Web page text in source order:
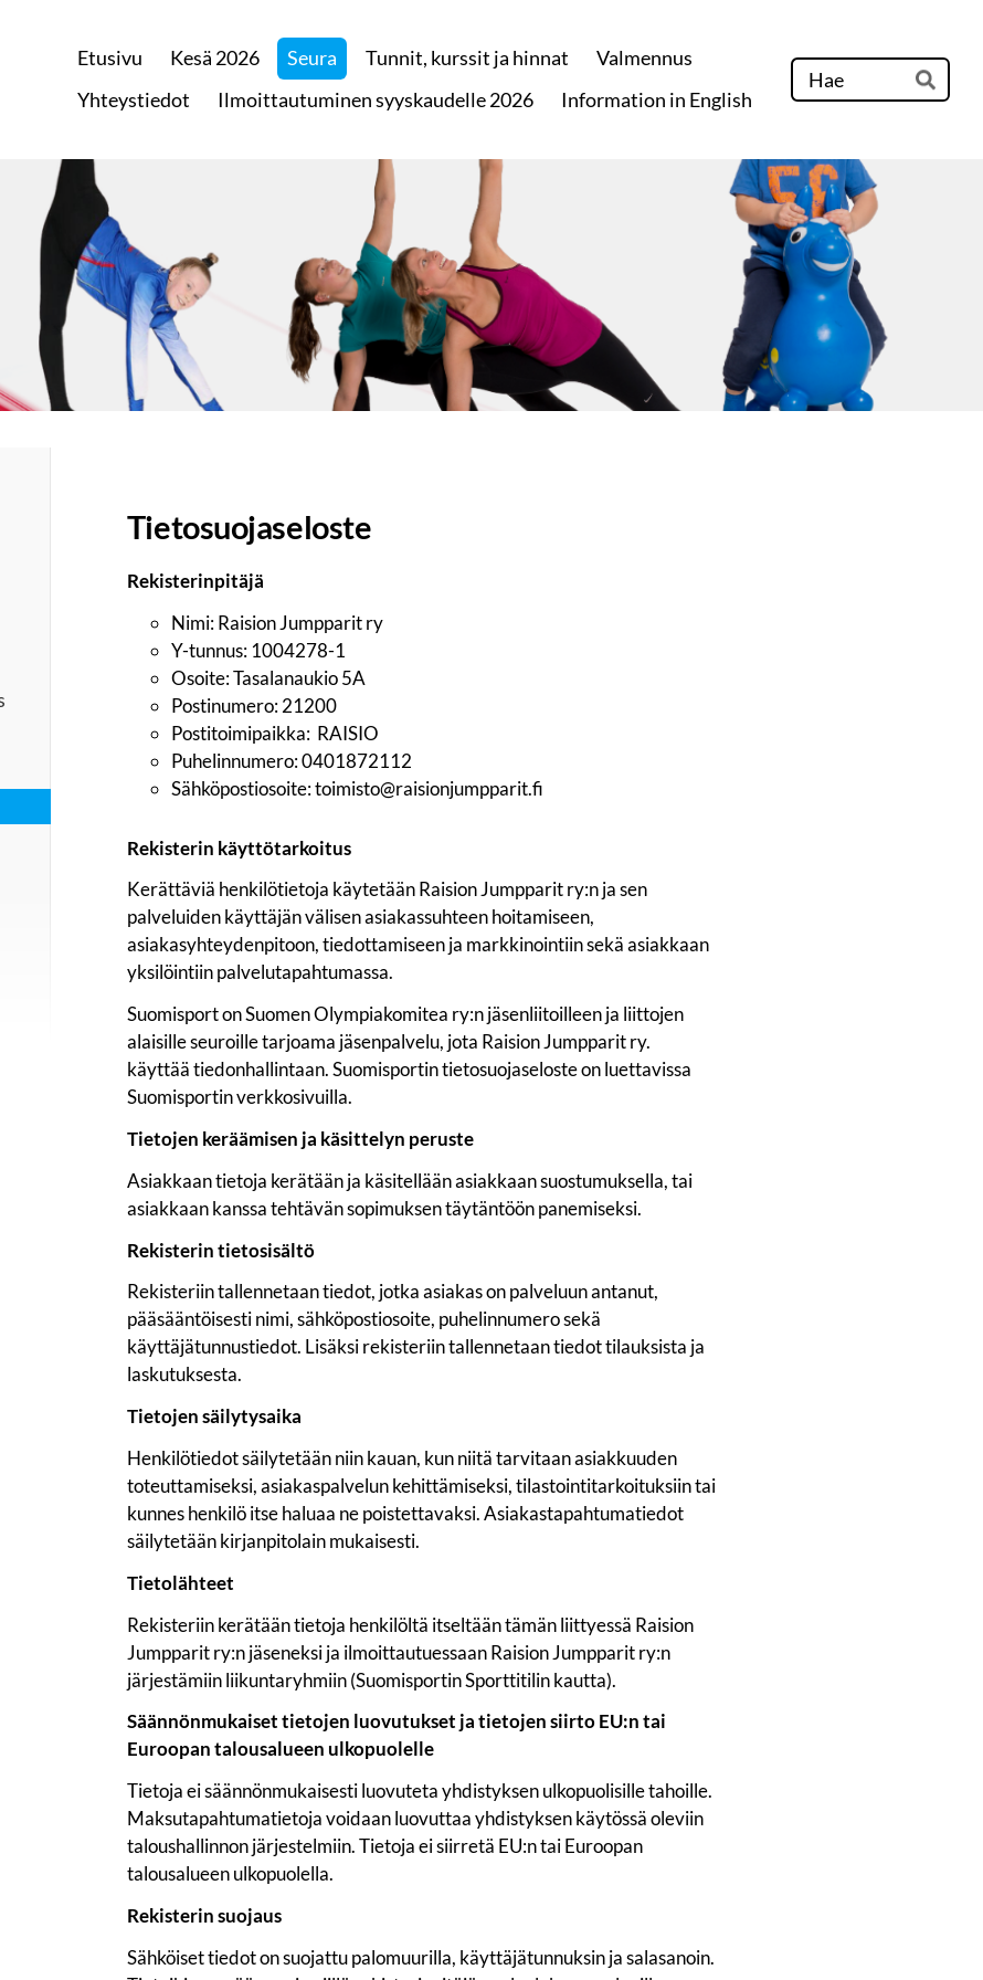
Etusivu Kesä 2026 Seura Tunnit, kurssit ja hinnat
Valmennus
Yhteystiedot
Ilmoittautuminen syyskaudelle 2026 Information in English Hae
Tietosuojaseloste
Rekisterinpitäjä
Nimi: Raision Jumpparit ry
Y-tunnus: 1004278-1
Osoite: Tasalanaukio 5A
Postinumero: 21200
Postitoimipaikka: RAISIO
Puhelinnumero: 0401872112
Sähköpostiosoite: toimisto@raisionjumpparit.fi
Rekisterin käyttötarkoitus
Kerättäviä henkilötietoja käytetään Raision Jumpparit ry:n ja sen
palveluiden käyttäjän välisen asiakassuhteen hoitamiseen,
asiakasyhteydenpitoon, tiedottamiseen ja markkinointiin sekä asiakkaan
yksilöintiin palvelutapahtumassa.
Suomisport on Suomen Olympiakomitea ry:n jäsenliitoilleen ja liittojen
alaisille seuroille tarjoama jäsenpalvelu, jota Raision Jumpparit ry.
käyttää tiedonhallintaan. Suomisportin tietosuojaseloste on luettavissa
Suomisportin verkkosivuilla.
Tietojen keräämisen ja käsittelyn peruste
Asiakkaan tietoja kerätään ja käsitellään asiakkaan suostumuksella, tai
asiakkaan kanssa tehtävän sopimuksen täytäntöön panemiseksi.
Rekisterin tietosisältö
Rekisteriin tallennetaan tiedot, jotka asiakas on palveluun antanut,
pääsääntöisesti nimi, sähköpostiosoite, puhelinnumero sekä
käyttäjätunnustiedot. Lisäksi rekisteriin tallennetaan tiedot tilauksista ja
laskutuksesta.
Tietojen säilytysaika
Henkilötiedot säilytetään niin kauan, kun niitä tarvitaan asiakkuuden
toteuttamiseksi, asiakaspalvelun kehittämiseksi, tilastointitarkoituksiin tai
kunnes henkilö itse haluaa ne poistettavaksi. Asiakastapahtumatiedot
säilytetään kirjanpitolain mukaisesti.
Tietolähteet
Rekisteriin kerätään tietoja henkilöltä itseltään tämän liittyessä Raision
Jumpparit ry:n jäseneksi ja ilmoittautuessaan Raision Jumpparit ry:n
järjestämiin liikuntaryhmiin (Suomisportin Sporttitilin kautta).
Säännönmukaiset tietojen luovutukset ja tietojen siirto EU:n tai
Euroopan talousalueen ulkopuolelle
Tietoja ei säännönmukaisesti luovuteta yhdistyksen ulkopuolisille tahoille.
Maksutapahtumatietoja voidaan luovuttaa yhdistyksen käytössä oleviin
taloushallinnon järjestelmiin. Tietoja ei siirretä EU:n tai Euroopan
talousalueen ulkopuolella.
Rekisterin suojaus
Sähköiset tiedot on suojattu palomuurilla, käyttäjätunnuksin ja salasanoin.